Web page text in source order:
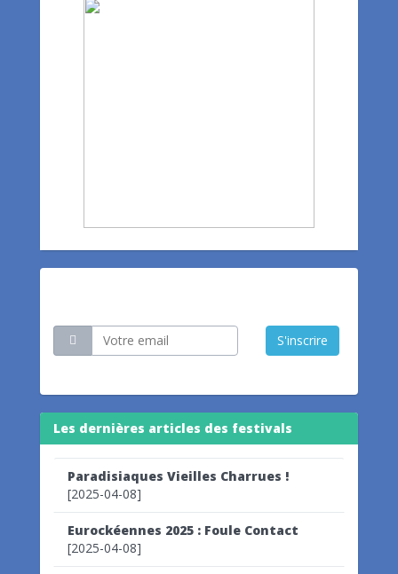
S'inscrire
Les dernières articles des festivals
Paradisiaques Vieilles Charrues !
[2025-04-08]
Eurockéennes 2025 : Foule Contact
[2025-04-08]